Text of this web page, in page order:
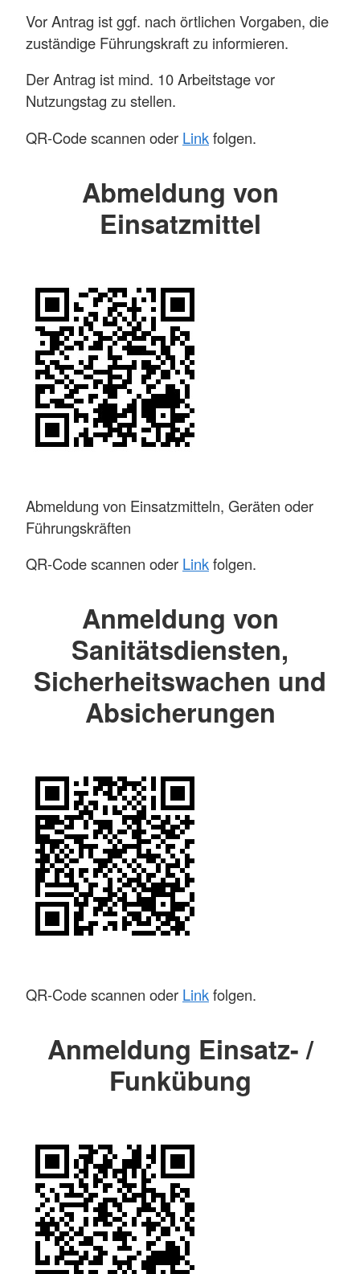
Vor Antrag ist ggf. nach örtlichen Vorgaben, die
zuständige Führungskraft zu informieren.
Der Antrag ist mind. 10 Arbeitstage vor
Nutzungstag zu stellen.
QR-Code scannen oder Linkfolgen.
Abmeldung von
Einsatzmittel
Abmeldung von Einsatzmitteln, Geräten oder
Führungskräften
QR-Code scannen oder Linkfolgen.
Anmeldung von
Sanitätsdiensten,
Sicherheitswachen und
Absicherungen
QR-Code scannen oder Linkfolgen.
Anmeldung Einsatz- /
Funkübung